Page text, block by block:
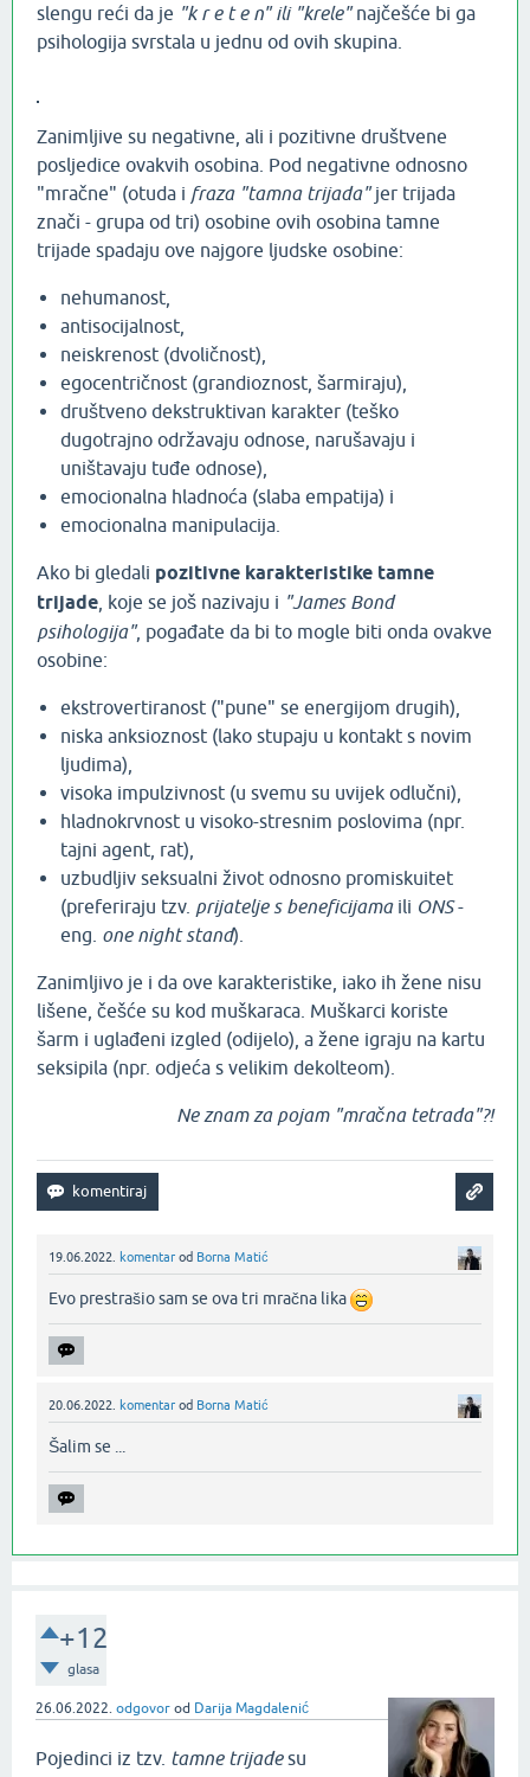
slengu reći da je "k r e t e n" ili "krele"najčešće bi ga
psihologija svrstala u jednu od ovih skupina.
Zanimljive su negativne, ali i pozitivne društvene
posljedice ovakvih osobina. Pod negativne odnosno
"mračne" (otuda i fraza "tamna trijada"jer trijada
znači - grupa od tri) osobine ovih osobina tamne
trijade spadaju ove najgore ljudske osobine:
nehumanost,
antisocijalnost,
neiskrenost (dvoličnost),
egocentričnost (grandioznost, šarmiraju),
društveno dekstruktivan karakter (teško
dugotrajno održavaju odnose, narušavaju i
uništavaju tuđe odnose),
emocionalna hladnoća (slaba empatija) i
emocionalna manipulacija.
Ako bi gledali pozitivne karakteristike tamne
trijade , koje se još nazivaju i "James Bond
psihologija", pogađate da bi to mogle biti onda ovakve
osobine:
ekstrovertiranost ("pune" se energijom drugih),
niska anksioznost (lako stupaju u kontakt s novim
ljudima),
visoka impulzivnost (u svemu su uvijek odlučni),
hladnokrvnost u visoko-stresnim poslovima (npr.
tajni agent, rat),
uzbudljiv seksualni život odnosno promiskuitet
(preferiraju tzv. prijatelje s beneficijamaili ONS-
eng. one night stand).
Zanimljivo je i da ove karakteristike, iako ih žene nisu
lišene, češće su kod muškaraca. Muškarci koriste
šarm i uglađeni izgled (odijelo), a žene igraju na kartu
seksipila (npr. odjeća s velikim dekolteom).
Ne znam za pojam "mračna tetrada"?!
19.06.2022. komentar od Borna Matić
Evo prestrašio sam se ova tri mračna lika
20.06.2022. komentar od Borna Matić
Šalim se ...‌
+12
glasa
26.06.2022. odgovor od Darija Magdalenić
Pojedinci iz tzv. tamne trijadesu